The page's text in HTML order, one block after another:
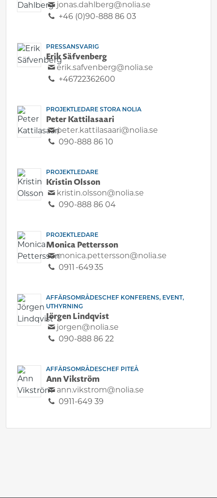
jonas.dahlberg@nolia.se
+46 (0)90-888 86 03
PRESSANSVARIG
Erik Säfvenberg
erik.safvenberg@nolia.se
+46722362600
PROJEKTLEDARE STORA NOLIA
Peter Kattilasaari
peter.kattilasaari@nolia.se
090-888 86 10
PROJEKTLEDARE
Kristin Olsson
kristin.olsson@nolia.se
090-888 86 04
PROJEKTLEDARE
Monica Pettersson
monica.pettersson@nolia.se
0911 -649 35
AFFÄRSOMRÅDESCHEF KONFERENS, EVENT,
UTHYRNING
Jörgen Lindqvist
jorgen@nolia.se
090-888 86 22
AFFÄRSOMRÅDESCHEF PITEÅ
Ann Vikström
ann.vikstrom@nolia.se
0911-649 39